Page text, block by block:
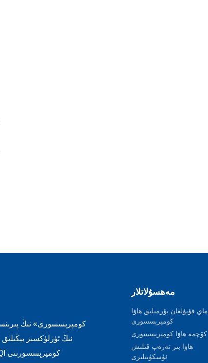
مەھسۇلاتلار
ماي قۇيۇلغان بۇرمىلىق ھاۋا
كومپرېسسورى
كۆچمە ھاۋا كومپرېسسورى
ھاۋا بىر تەرەپ قىلىش
ئۈسكۈنىلىرى